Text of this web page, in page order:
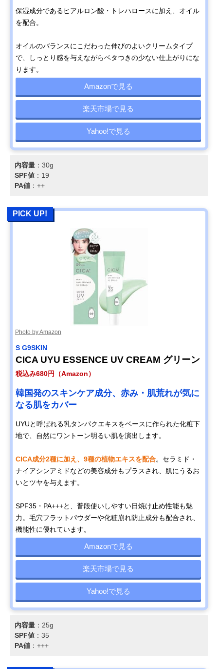
保湿成分であるヒアルロン酸・トレハロースに加え、オイル
を配合。
オイルのバランスにこだわった伸びのよいクリームタイプ
で、しっとり感を与えながらベタつきの少ない仕上がりにな
ります。
Amazonで見る
楽天市場で見る
Yahoo!で見る
内容量 ：30g
SPF値 ：19
PA値 ：++
PICK UP!
Photo by Amazon
S G9SKIN
CICA UYU ESSENCE UV CREAM グリーン
税込み680円（Amazon）
韓国発のスキンケア成分、赤み・肌荒れが気に
なる肌をカバー
UYUと呼ばれる乳タンパクエキスをベースに作られた化粧下
地で、自然にワントーン明るい肌を演出します。
CICA成分2種に加え、9種の植物エキスを配合。セラミド・
ナイアシンアミドなどの美容成分もプラスされ、肌にうるお
いとツヤを与えます。
SPF35・PA+++と、普段使いしやすい日焼け止め性能も魅
力。毛穴フラットパウダーや化粧崩れ防止成分も配合され、
機能性に優れています。
Amazonで見る
楽天市場で見る
Yahoo!で見る
内容量 ：25g
SPF値 ：35
PA値 ：+++